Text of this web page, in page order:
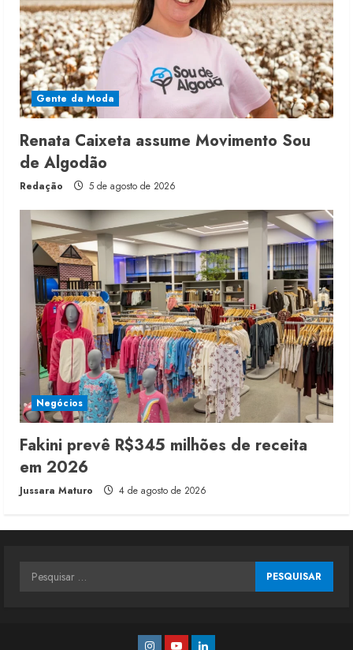
Gente da Moda
Renata Caixeta assume Movimento Sou
de Algodão
Redação 5 de agosto de 2026
Negócios
Fakini prevê R$345 milhões de receita
em 2026
Jussara Maturo 4 de agosto de 2026
Pesquisar
Instagram
YoutubeLinkedin